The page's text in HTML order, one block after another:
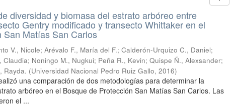
diversidad y biomasa del estrato arbóreo entre
Gentry modificado y transecto Whittaker en el
San Matías San Carlos
V., Nicole;Arévalo F., María del F.;Calderón-Urquizo C., Daniel;
Claudia; Noningo M., Nugkui; Peña R., Kevin;Quispe Ñ., Alexsander;
Rayda. (Universidad Nacional Pedro Ruiz Gallo,2016)
una comparación de dos metodologías para determinar la
arbóreo en el Bosque de Protección San Matías San Carlos. Las
el ...